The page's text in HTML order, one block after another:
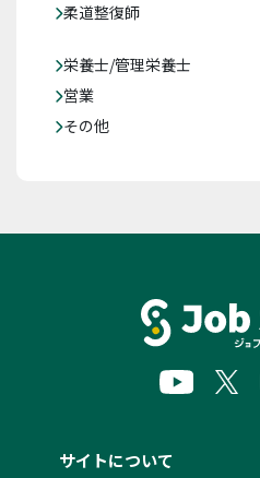
柔道整復師
栄養士/管理栄養士
営業
その他
サイトについて